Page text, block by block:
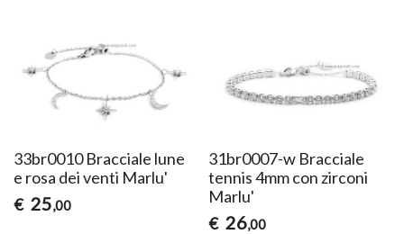
33br0010 Bracciale lune
e rosa dei venti Marlu'
€ 25,00
31br0007-w Bracciale
tennis 4mm con zirconi
Marlu'
€ 26,00